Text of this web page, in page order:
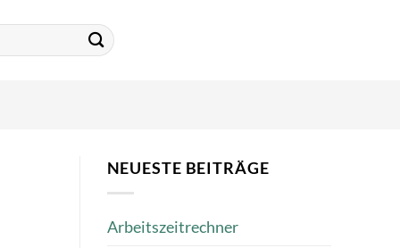
NEUESTE BEITRÄGE
Arbeitszeitrechner